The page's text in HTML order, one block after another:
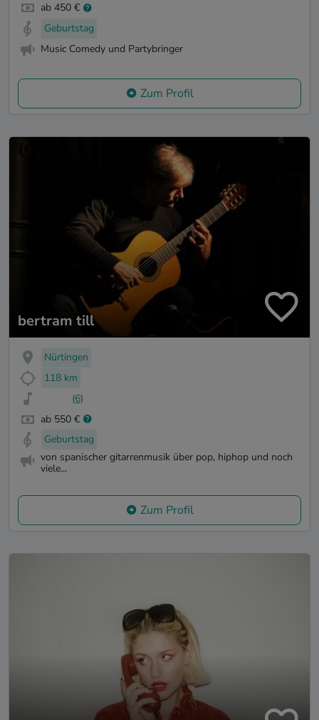
ab 450 €
Geburtstag
Music Comedy und Partybringer
Zum Profil
bertram till
Nürtingen
118 km
(6)
ab 550 €
Geburtstag
von spanischer gitarrenmusik über pop, hiphop und noch
viele...
Zum Profil